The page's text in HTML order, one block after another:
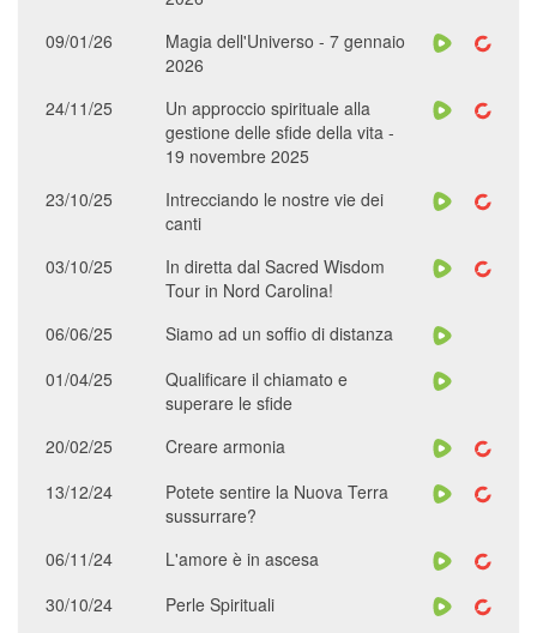
09/01/26
Magia dell'Universo - 7 gennaio
2026
24/11/25
Un approccio spirituale alla
gestione delle sfide della vita -
19 novembre 2025
23/10/25
Intrecciando le nostre vie dei
canti
03/10/25
In diretta dal Sacred Wisdom
Tour in Nord Carolina!
06/06/25
Siamo ad un soffio di distanza
01/04/25
Qualificare il chiamato e
superare le sfide
20/02/25
Creare armonia
13/12/24
Potete sentire la Nuova Terra
sussurrare?
06/11/24
L'amore è in ascesa
30/10/24
Perle Spirituali